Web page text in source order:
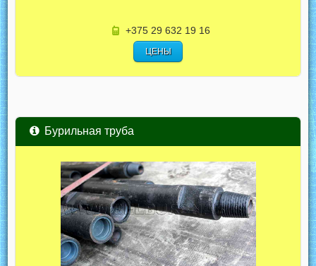
+375 29 632 19 16
ЦЕНЫ
Бурильная труба